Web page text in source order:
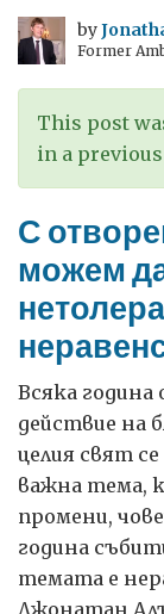
by
Former
This post
in a
С
можем
Всяка година
действие на
целия свят
важна тема,
промени,
година
темата е
Джонатан